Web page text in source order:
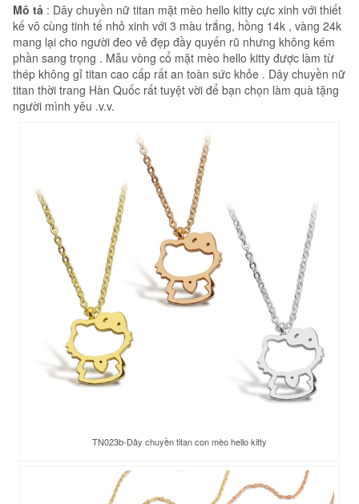
Mô tả : Dây chuyền nữ titan mặt mèo hello kitty cực xinh với thiết
kế vô cùng tinh tế nhỏ xinh với 3 màu trắng, hồng 14k , vàng 24k
mang lại cho người đeo vẻ đẹp đầy quyến rũ nhưng không kém
phần sang trọng . Mẫu vòng cổ mặt mèo hello kitty được làm từ
thép không gỉ titan cao cấp rất an toàn sức khỏe . Dây chuyền nữ
titan thời trang Hàn Quốc rất tuyệt vời để bạn chọn làm quà tặng
người mình yêu .v.v.
TN023b-Dây chuyền titan con mèo hello kitty